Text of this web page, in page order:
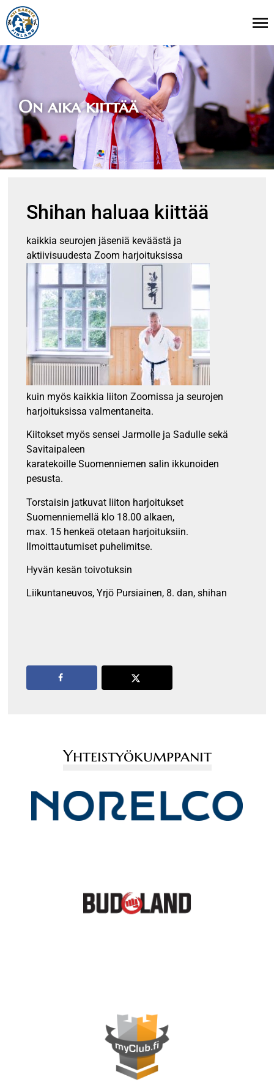
On aika kiittää
Shihan haluaa kiittää
kaikkia seurojen jäseniä keväästä ja
aktiivisuudesta Zoom harjoituksissa
kuin myös kaikkia liiton Zoomissa ja seurojen
harjoituksissa valmentaneita.
Kiitokset myös sensei Jarmolle ja Sadulle sekä
Savitaipaleen
karatekoille Suomenniemen salin ikkunoiden
pesusta.
Torstaisin jatkuvat liiton harjoitukset
Suomenniemellä klo 18.00 alkaen,
max. 15 henkeä otetaan harjoituksiin.
Ilmoittautumiset puhelimitse.
Hyvän kesän toivotuksin
Liikuntaneuvos, Yrjö Pursiainen, 8. dan, shihan
Yhteistyökumppanit